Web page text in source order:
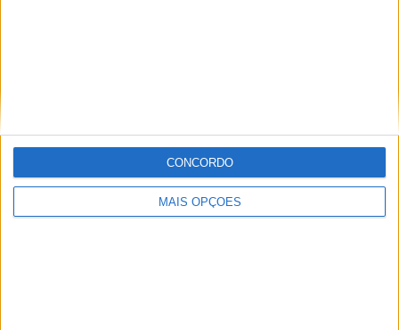
MAIS OPÇÕES
CONCORDO
Estatuto editorial
Termos e condições
Como anunciar